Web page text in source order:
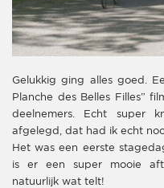
Gelukkig ging alles goed.
Planche des Belles Filles”
deelnemers. Echt super
afgelegd, dat had ik echt
Het was een eerste
is er een super mooie
natuurlijk wat telt!